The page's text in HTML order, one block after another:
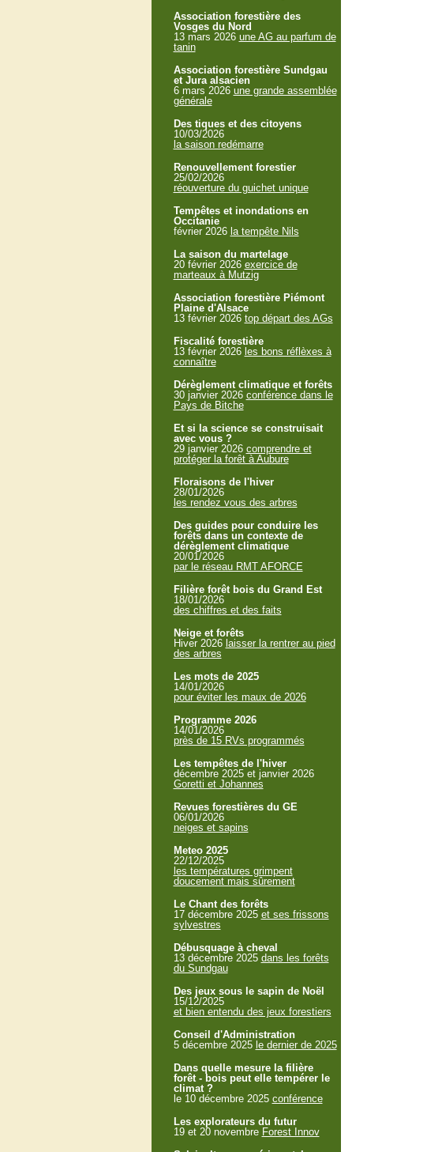
Association forestière des
Vosges du Nord
13 mars 2026 une AG au parfum de
tanin
Association forestière Sundgau
et Jura alsacien
6 mars 2026 une grande assemblée
générale
Des tiques et des citoyens
10/03/2026
la saison redémarre
Renouvellement forestier
25/02/2026
réouverture du guichet unique
Tempêtes et inondations en
Occitanie
février 2026 la tempête Nils
La saison du martelage
20 février 2026 exercice de
marteaux à Mutzig
Association forestière Piémont
Plaine d'Alsace
13 février 2026 top départ des AGs
Fiscalité forestière
13 février 2026 les bons réflèxes à
connaître
Dérèglement climatique et forêts
30 janvier 2026 conférence dans le
Pays de Bitche
Et si la science se construisait
avec vous ?
29 janvier 2026 comprendre et
protéger la forêt à Aubure
Floraisons de l'hiver
28/01/2026
les rendez vous des arbres
Des guides pour conduire les
forêts dans un contexte de
dérèglement climatique
20/01/2026
par le réseau RMT AFORCE
Filière forêt bois du Grand Est
18/01/2026
des chiffres et des faits
Neige et forêts
Hiver 2026 laisser la rentrer au pied
des arbres
Les mots de 2025
14/01/2026
pour éviter les maux de 2026
Programme 2026
14/01/2026
près de 15 RVs programmés
Les tempêtes de l'hiver
décembre 2025 et janvier 2026
Goretti et Johannes
Revues forestières du GE
06/01/2026
neiges et sapins
Meteo 2025
22/12/2025
les températures grimpent
doucement mais sûrement
Le Chant des forêts
17 décembre 2025 et ses frissons
sylvestres
Débusquage à cheval
13 décembre 2025 dans les forêts
du Sundgau
Des jeux sous le sapin de Noël
15/12/2025
et bien entendu des jeux forestiers
Conseil d'Administration
5 décembre 2025 le dernier de 2025
Dans quelle mesure la filière
forêt - bois peut elle tempérer le
climat ?
le 10 décembre 2025 conférence
Les explorateurs du futur
19 et 20 novembre Forest Innov